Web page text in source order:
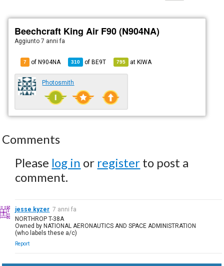
Beechcraft King Air F90 (N904NA)
Aggiunto7 anni fa
7 of N904NA 310 ofBE9T 795 atKIWA
Photosmith
Comments
Please log in or register to post a
comment.
jesse kyzer 7 anni fa
NORTHROP T-38A
Owned by NATIONAL AERONAUTICS AND SPACE ADMINISTRATION
(who labels these a/c)
Report